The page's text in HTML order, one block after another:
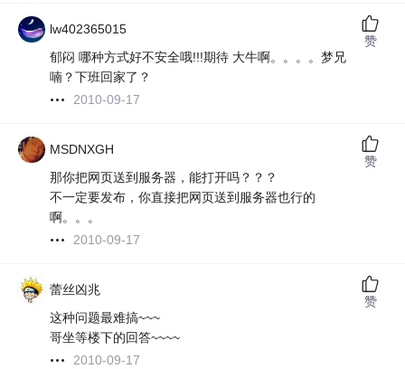
lw402365015
郁闷 哪种方式好不安全哦!!!期待 大牛啊。。。。梦兄
喃？下班回家了？
2010-09-17
赞
MSDNXGH
那你把网页送到服务器，能打开吗？？？
不一定要发布，你直接把网页送到服务器也行的
啊。。。
2010-09-17
赞
蕾丝凶兆
这种问题最难搞~~~
哥坐等楼下的回答~~~~
2010-09-17
赞